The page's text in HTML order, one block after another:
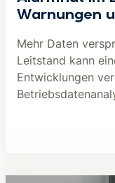
Warnungen
Mehr Daten
Leitstand kann
Entwicklungen